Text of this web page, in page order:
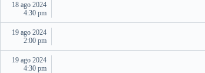
18 ago 2024
4:30 pm
19 ago 2024
2:00 pm
19 ago 2024
4:30 pm